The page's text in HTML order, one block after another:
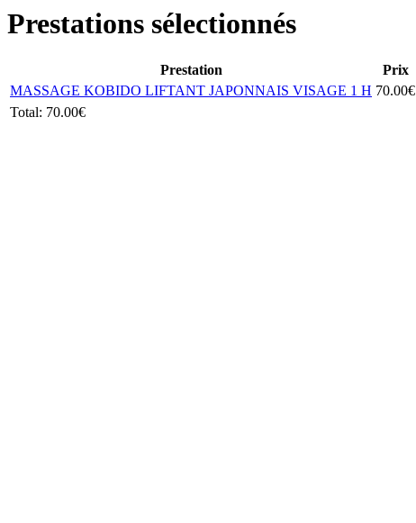
Prestations sélectionnés
Prestation Prix
MASSAGE KOBIDO LIFTANT JAPONNAIS VISAGE 1 H 70.00€
Total: 70.00€